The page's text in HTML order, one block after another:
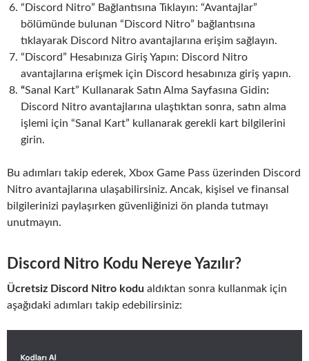
“Discord Nitro” Bağlantısına Tıklayın: “Avantajlar”
bölümünde bulunan “Discord Nitro” bağlantısına
tıklayarak Discord Nitro avantajlarına erişim sağlayın.
“Discord” Hesabınıza Giriş Yapın: Discord Nitro
avantajlarına erişmek için Discord hesabınıza giriş yapın.
“Sanal Kart” Kullanarak Satın Alma Sayfasına Gidin:
Discord Nitro avantajlarına ulaştıktan sonra, satın alma
işlemi için “Sanal Kart” kullanarak gerekli kart bilgilerini
girin.
Bu adımları takip ederek, Xbox Game Pass üzerinden Discord
Nitro avantajlarına ulaşabilirsiniz. Ancak, kişisel ve finansal
bilgilerinizi paylaşırken güvenliğinizi ön planda tutmayı
unutmayın.
Discord Nitro Kodu Nereye Yazılır?
Ücretsiz Discord Nitro kodu aldıktan sonra kullanmak için
aşağıdaki adımları takip edebilirsiniz: